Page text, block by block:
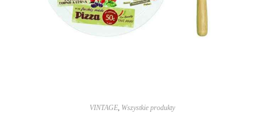
VINTAGE, Wszystkie produkty